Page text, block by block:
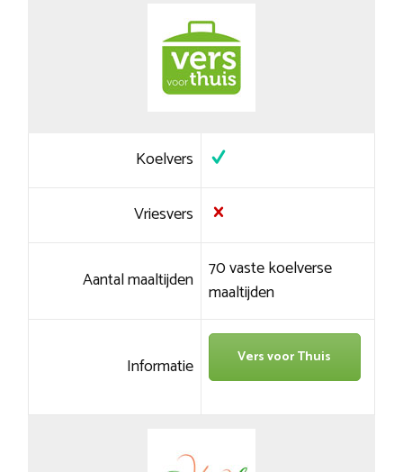
Koelvers
Vriesvers
Aantal maaltijden 70 vaste koelverse
maaltijden
Informatie Vers voor Thuis